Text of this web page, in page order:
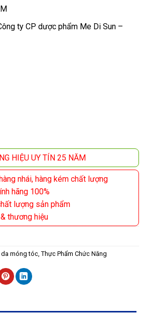
ty CP dược phẩm Me Di Sun –
HIỆU UY TÍN 25 NĂM
nhái, hàng kém chất lượng
hãng 100%
lượng sản phẩm
thương hiệu
da móng tóc, Thực Phẩm Chức Năng